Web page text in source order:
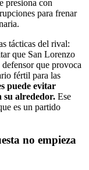
presiona con
para frenar
tácticas del rival:
que San Lorenzo
que provoca
fértil para las
puede evitar
su alrededor. Ese
es un partido
no empieza